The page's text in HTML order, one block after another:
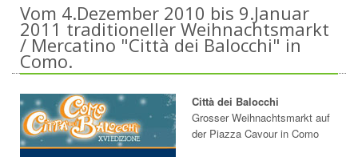
Vom 4.Dezember 2010 bis 9.Januar
2011 traditioneller Weihnachtsmarkt
/ Mercatino "Città dei Balocchi" in
Como.
Città dei Balocchi
Grosser Weihnachtsmarkt auf
der Piazza Cavour in Como